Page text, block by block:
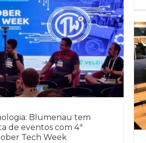
Blumenau tem
de eventos com 4ª
Tech Week